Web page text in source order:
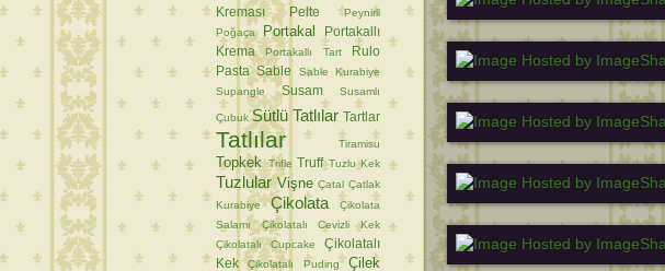
Kreması
Pelte
Peynirli
Poğaça
Portakal
Portakallı
Krema
Portakallı Tart
Rulo
Pasta Sable
Sable Kurabiye
Supangle
Susam Susamlı
Çubuk Sütlü Tatlılar Tartlar
Tatlılar Tiramisu
Topkek Trifle Truff Tuzlu Kek
Tuzlular Vişne Çatal Çatlak
Kurabiye
Çikolata
Çikolata
Salamı
Çikolatalı Cevizli Kek
Çikolatalı Cupcake
Çikolatalı
Kek
Çikolatalı Puding Çilek